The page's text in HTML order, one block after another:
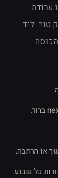
עבודה
טוב. ליד
או הרחבה.
כל שבוע.